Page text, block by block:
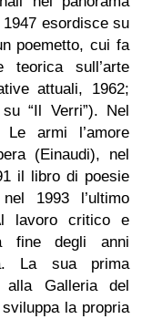
esordisce su
poemetto, cui fa
teorica sull’arte
attuali, 1962;
“Il Verri”). Nel
armi l’amore
(Einaudi), nel
il libro di poesie
1993 l’ultimo
lavoro critico e
fine degli anni
La sua prima
alla Galleria del
la propria